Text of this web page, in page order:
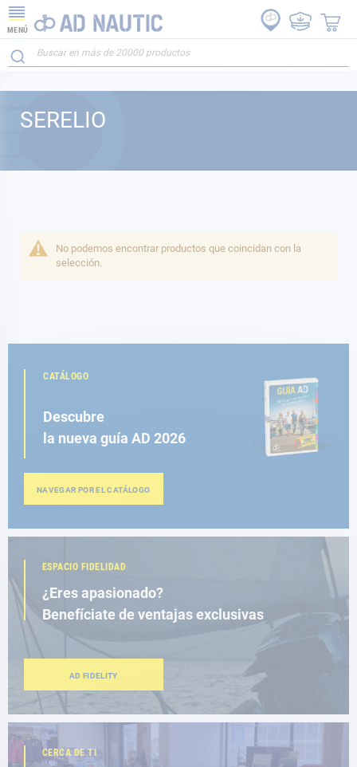
MENÚ
SERELIO
No podemos encontrar productos que coincidan con la
selección.
CATÁLOGO
Descubre
la nueva guía AD 2026
NAVEGAR POR EL CATÁLOGO
ESPACIO FIDELIDAD
¿Eres apasionado?
Benefíciate de ventajas exclusivas
AD FIDELITY
CERCA DE TI